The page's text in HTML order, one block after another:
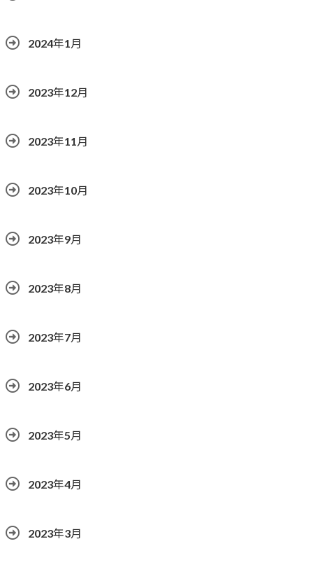
2024年1月
2023年12月
2023年11月
2023年10月
2023年9月
2023年8月
2023年7月
2023年6月
2023年5月
2023年4月
2023年3月